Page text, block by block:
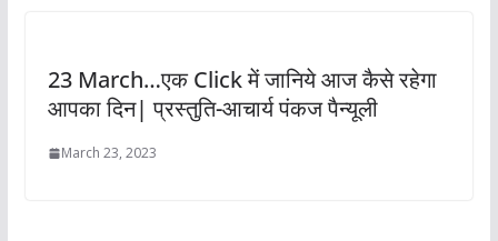
23 March…एक Click में जानिये आज कैसे रहेगा
आपका दिन| प्रस्तुति-आचार्य पंकज पैन्यूली
March 23, 2023